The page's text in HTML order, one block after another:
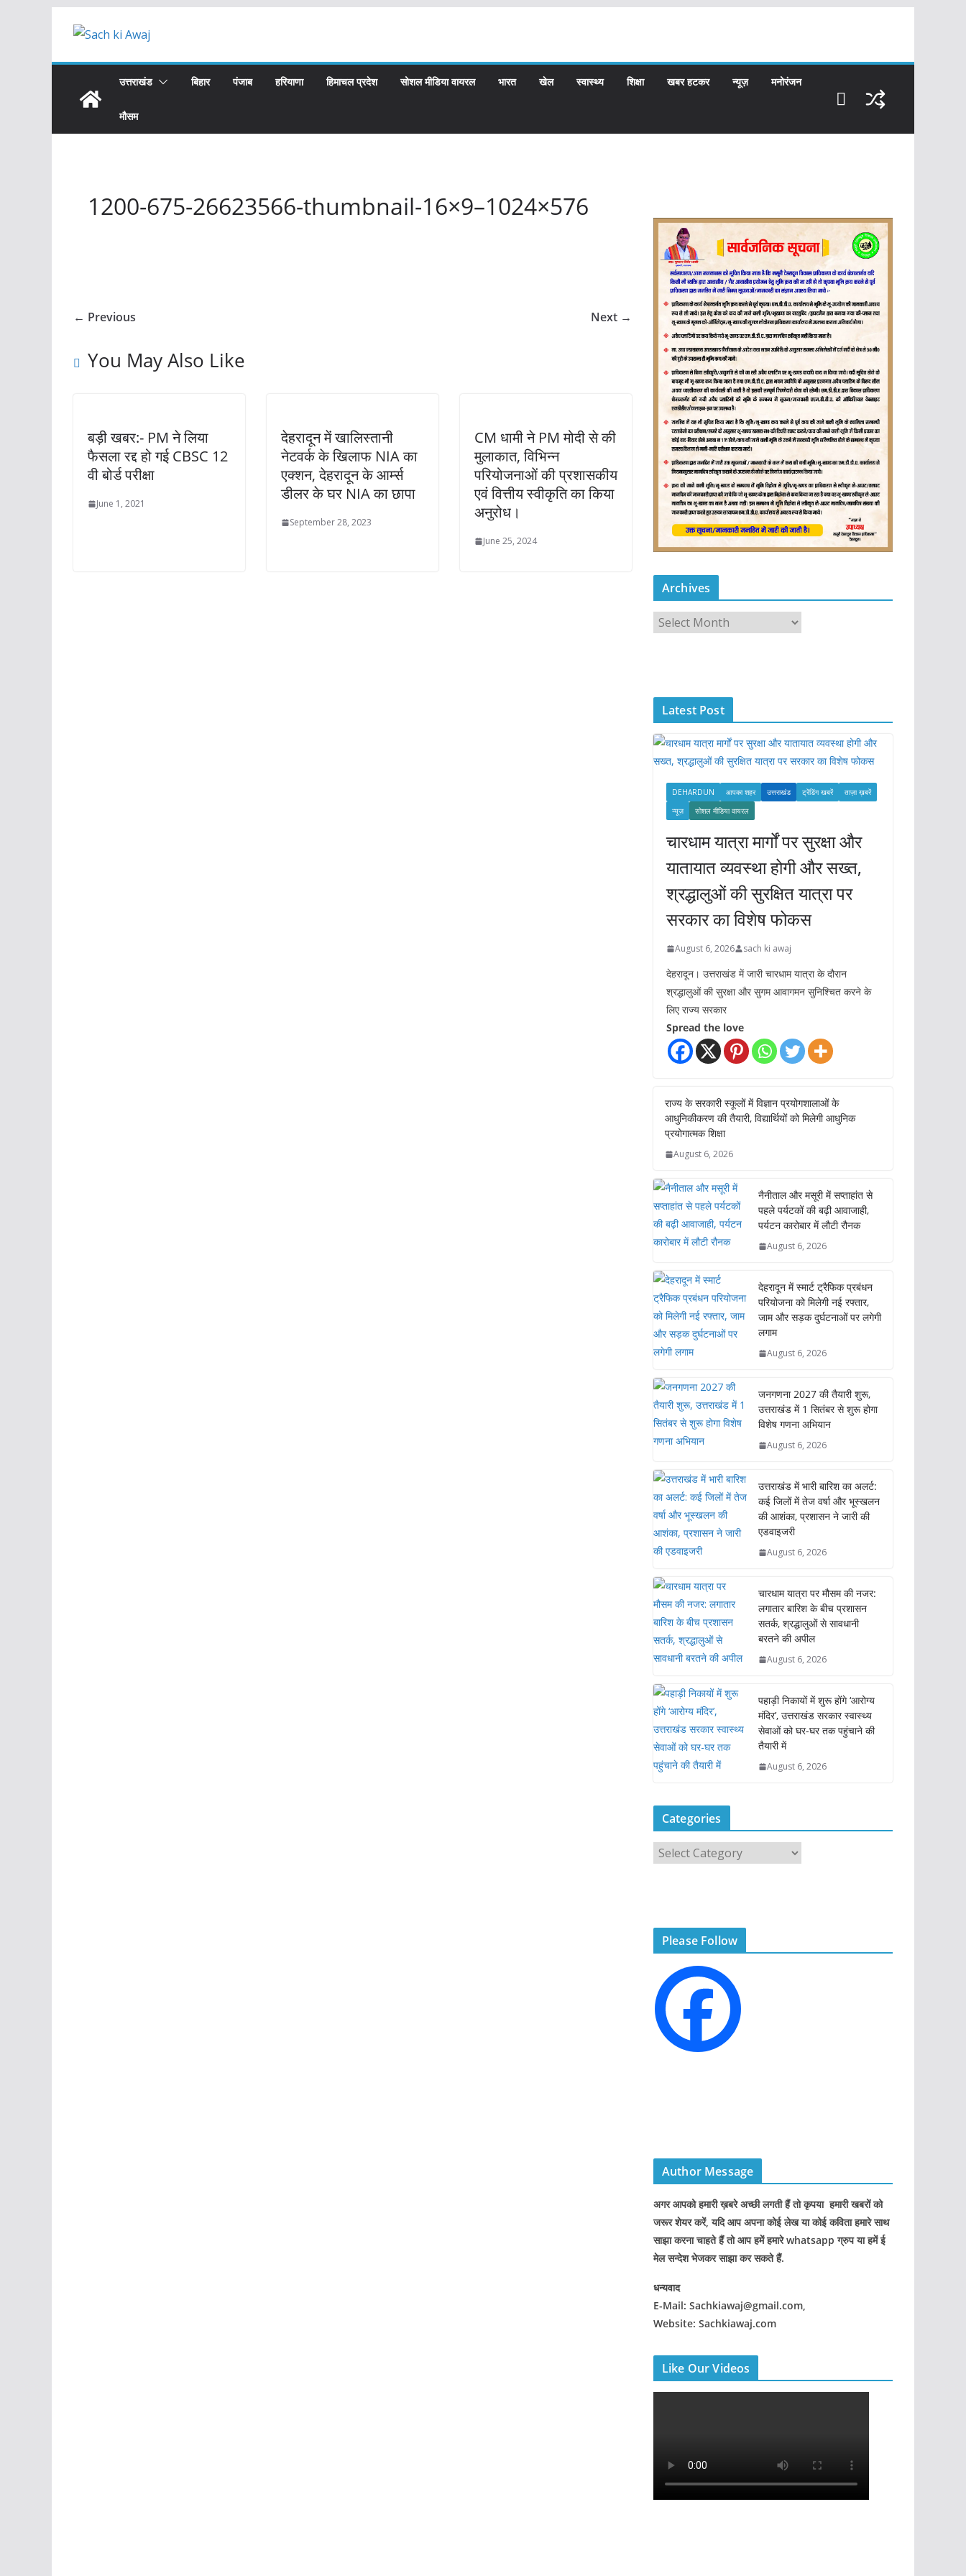
उत्तराखंड बिहार पंजाब हरियाणा हिमाचल प्रदेश सोशल मीडिया वायरल भारत खेल स्वास्थ्य शिक्षा खबर हटकर न्यूज़ मनोरंजन
मौसम
1200-675-26623566-thumbnail-16×9–1024×576
← Previous Next →
You May Also Like
बड़ी खबर:- PM ने लिया
फैसला रद्द हो गई CBSC 12
वी बोर्ड परीक्षा
June 1, 2021
देहरादून में खालिस्तानी
नेटवर्क के खिलाफ NIA का
एक्शन, देहरादून के आर्म्स
डीलर के घर NIA का छापा
September 28, 2023
CM धामी ने PM मोदी से की
मुलाकात, विभिन्न
परियोजनाओं की प्रशासकीय
एवं वित्तीय स्वीकृति का किया
अनुरोध।
June 25, 2024
Archives
s
Latest Post
DEHARDUN आपका शहर उत्तराखंड ट्रेंडिंग खबरें
ताज़ा ख़बरें
न्यूज़
सोशल मीडिया वायरल
चारधाम यात्रा मार्गों पर सुरक्षा और
यातायात व्यवस्था होगी और सख्त,
श्रद्धालुओं की सुरक्षित यात्रा पर
सरकार का विशेष फोकस
August 6, 2026 sach ki awaj
देहरादून। उत्तराखंड में जारी चारधाम यात्रा के दौरान
श्रद्धालुओं की सुरक्षा और सुगम आवागमन सुनिश्चित करने के
लिए राज्य सरकार
Spread the love
राज्य के सरकारी स्कूलों में विज्ञान प्रयोगशालाओं के
आधुनिकीकरण की तैयारी, विद्यार्थियों को मिलेगी आधुनिक
प्रयोगात्मक शिक्षा
August 6, 2026
नैनीताल और मसूरी में सप्ताहांत से
पहले पर्यटकों की बढ़ी आवाजाही,
पर्यटन कारोबार में लौटी रौनक
August 6, 2026
देहरादून में स्मार्ट ट्रैफिक प्रबंधन
परियोजना को मिलेगी नई रफ्तार,
जाम और सड़क दुर्घटनाओं पर लगेगी
लगाम
August 6, 2026
जनगणना 2027 की तैयारी शुरू,
उत्तराखंड में 1 सितंबर से शुरू होगा
विशेष गणना अभियान
August 6, 2026
उत्तराखंड में भारी बारिश का अलर्ट:
कई जिलों में तेज वर्षा और भूस्खलन
की आशंका, प्रशासन ने जारी की
एडवाइजरी
August 6, 2026
चारधाम यात्रा पर मौसम की नजर:
लगातार बारिश के बीच प्रशासन
सतर्क, श्रद्धालुओं से सावधानी
बरतने की अपील
August 6, 2026
पहाड़ी निकायों में शुरू होंगे ‘आरोग्य
मंदिर’, उत्तराखंड सरकार स्वास्थ्य
सेवाओं को घर-घर तक पहुंचाने की
तैयारी में
August 6, 2026
Categories
e
s
Please Follow
Author Message
अगर आपको हमारी ख़बरे अच्छी लगती हैं तो कृपया हमारी खबरों को
जरूर शेयर करें, यदि आप अपना कोई लेख या कोई कविता हमारे साथ
साझा करना चाहते हैं तो आप हमें हमारे whatsapp ग्रुप या हमें ई
मेल सन्देश भेजकर साझा कर सकते हैं.
धन्यवाद
E-Mail: Sachkiawaj@gmail.com,
Website: Sachkiawaj.com
Like Our Videos